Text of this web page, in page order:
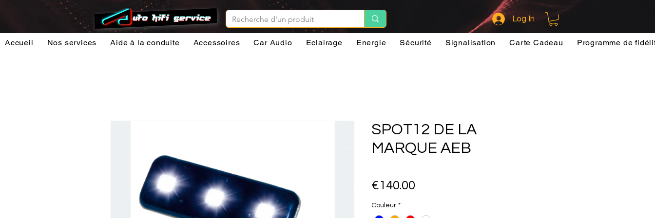
Log In
Accueil Nos services Aide à la conduite Accessoires Car Audio Eclairage Energie Sécurité Signalisation Carte Cadeau Programme de
SPOT12 DE LA
MARQUE AEB
€140.00
Couleur *